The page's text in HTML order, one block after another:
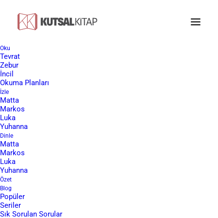
Oku
Tevrat
Zebur
İncil
Okuma Planları
İzle
Matta
Markos
Luka
Yuhanna
Dinle
Matta
Markos
Luka
Yuhanna
Özet
Blog
Popüler
Seriler
Sık Sorulan Sorular
Hemen Kargo Masrafları Dahil
Ücretsiz Olarak Talep Edin
Hristiyanlık hakkında hiçbir bilgisi olmayan kişilerin bu
inancı doğru ve kolay bir şekilde anlamalarını sağlamak